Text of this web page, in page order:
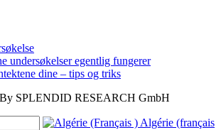
undersøkelser egentlig fungerer
dine – tips og triks
By SPLENDID RESEARCH GmbH
Algérie (français